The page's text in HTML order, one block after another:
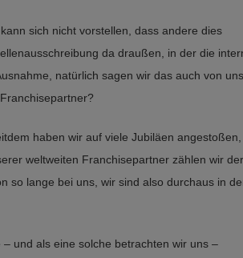
sich nicht vorstellen, dass andere dies
da draußen, in der die
natürlich sagen wir das auch von uns.
haben wir auf viele Jubiläen angestoßen,
weltweiten Franchisepartner zählen wir der
so lange bei uns, wir sind also durchaus in
und als eine solche betrachten wir uns –